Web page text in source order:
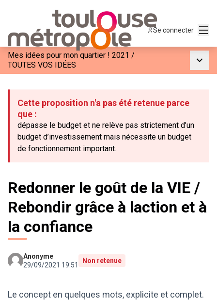
Se connecter
Mes idées pour mon quartier ! 2021 /
TOUTES VOS IDÉES
Cette proposition n'a pas été retenue parce
que :
dépasse le budget et ne relève pas strictement d’un
budget d’investissement mais nécessite un budget
de fonctionnement important.
Redonner le goût de la VIE /
Rebondir grâce à laction et à
la confiance
Anonyme
29/09/2021 19:51
Non retenue
Le concept en quelques mots, explicite et complet.